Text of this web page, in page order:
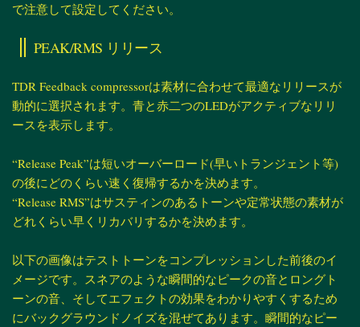
で注意して設定してください。
PEAK/RMS リリース
TDR Feedback compressorは素材に合わせて最適なリリースが
動的に選択されます。青と赤二つのLEDがアクティブなリリ
ースを表示します。
“Release Peak”は短いオーバーロード(早いトランジェント等)
の後にどのくらい速く復帰するかを決めます。
“Release RMS”はサスティンのあるトーンや定常状態の素材が
どれくらい早くリカバリするかを決めます。
以下の画像はテストトーンをコンプレッションした前後のイ
メージです。スネアのような瞬間的なピークの音とロングト
ーンの音、そしてエフェクトの効果をわかりやすくするため
にバックグラウンドノイズを混ぜてあります。瞬間的なピー